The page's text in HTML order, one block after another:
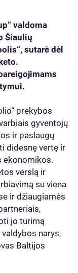
valdoma
Šiaulių
sutarė dėl
prekybos
gyventojų
ir paslaugų
didesnę vertę ir
ekonomikos.
verslą ir
su viena
ir džiaugiamės
jo turimą
valdybos narys,
Baltijos